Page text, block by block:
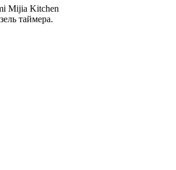
Mijia Kitchen
таймера.